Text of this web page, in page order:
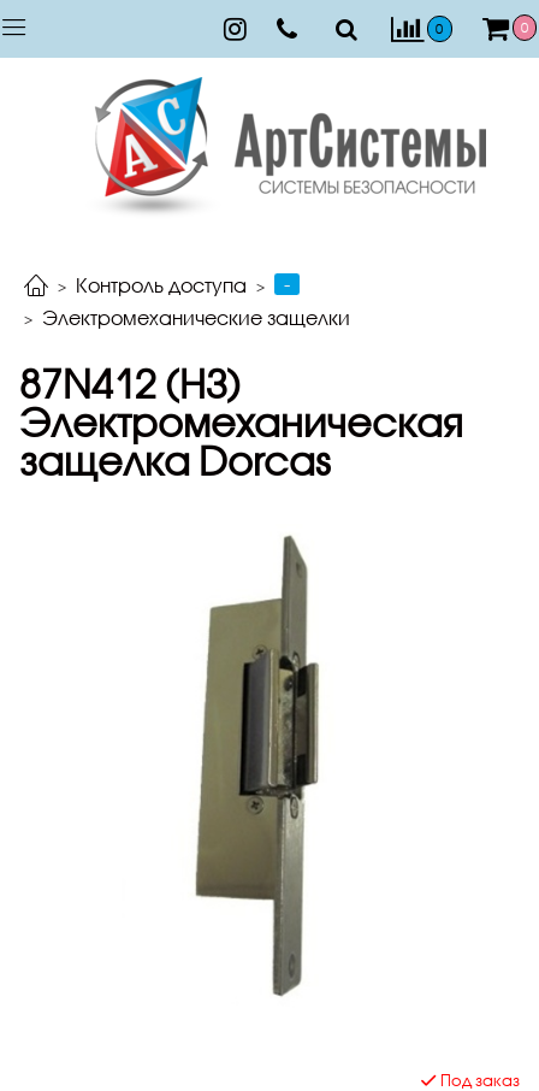
0 0
Контроль доступа
-
Электромеханические защелки
87N412 (НЗ)
Электромеханическая
защелка Dorcas
Под заказ